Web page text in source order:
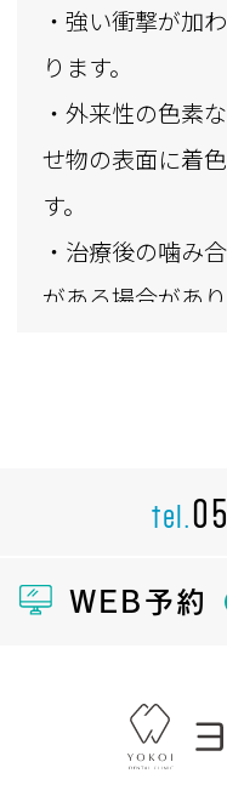
・強い衝撃が加
ります。
・外来性の色素
せ物の表面に着
す。
・治療後の噛み
がある場合があり
・ホワイトニン
・ホワイトニン
なメンテナンス
tel.
WEB予約